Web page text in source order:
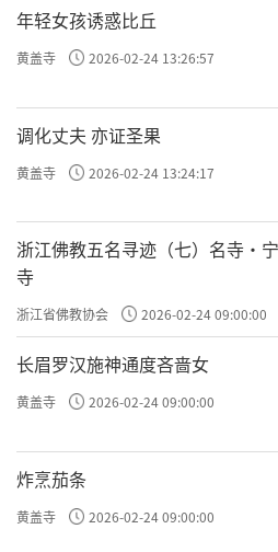
年轻女孩诱惑比丘
黄盖寺 2026-02-24 13:26:57
调化丈夫 亦证圣果
黄盖寺 2026-02-24 13:24:17
浙江佛教五名寻迹（七）名寺·
寺
浙江省佛教协会 2026-02-24 09:00:00
长眉罗汉施神通度吝啬女
黄盖寺 2026-02-24 09:00:00
炸烹茄条
黄盖寺 2026-02-24 09:00:00